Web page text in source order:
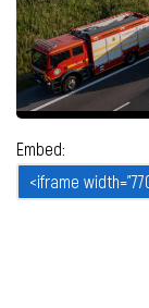
Embed: